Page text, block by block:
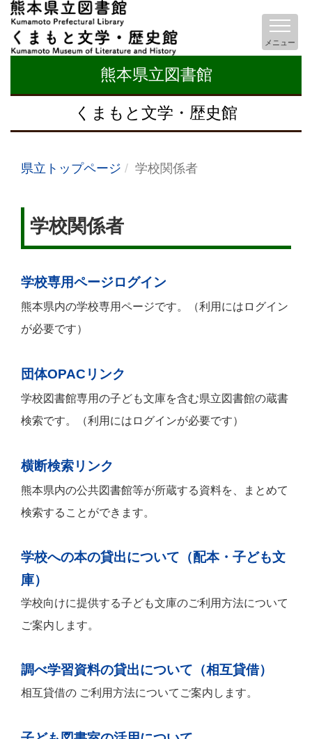
熊本県立図書館
くまもと文学・歴史館
メニュー
県立トップページ 学校関係者
学校関係者
学校専用ページログイン
熊本県内の学校専用ページです。（利用にはログイン
が必要です）
団体OPACリンク
学校図書館専用の子ども文庫を含む県立図書館の蔵書
検索です。（利用にはログインが必要です）
横断検索リンク
熊本県内の公共図書館等が所蔵する資料を、まとめて
検索することができます。
学校への本の貸出について（配本・子ども文
庫）
学校向けに提供する子ども文庫のご利用方法について
ご案内します。
調べ学習資料の貸出について（相互貸借）
相互貸借の ご利用方法についてご案内します。